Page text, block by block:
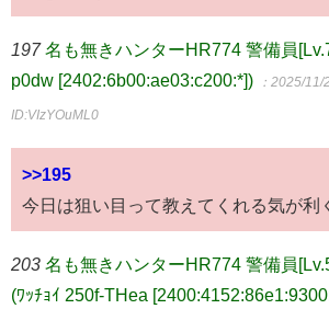
197 名も無きハンターHR774 警備員
p0dw [2402:6b00:ae03:c200:*])
：2025/
ID:VIzYOuML0
>>195
今日は狙い目って教えてくれる気が利
203 名も無きハンターHR774 警備員
(ﾜｯﾁｮｲ 250f-THea